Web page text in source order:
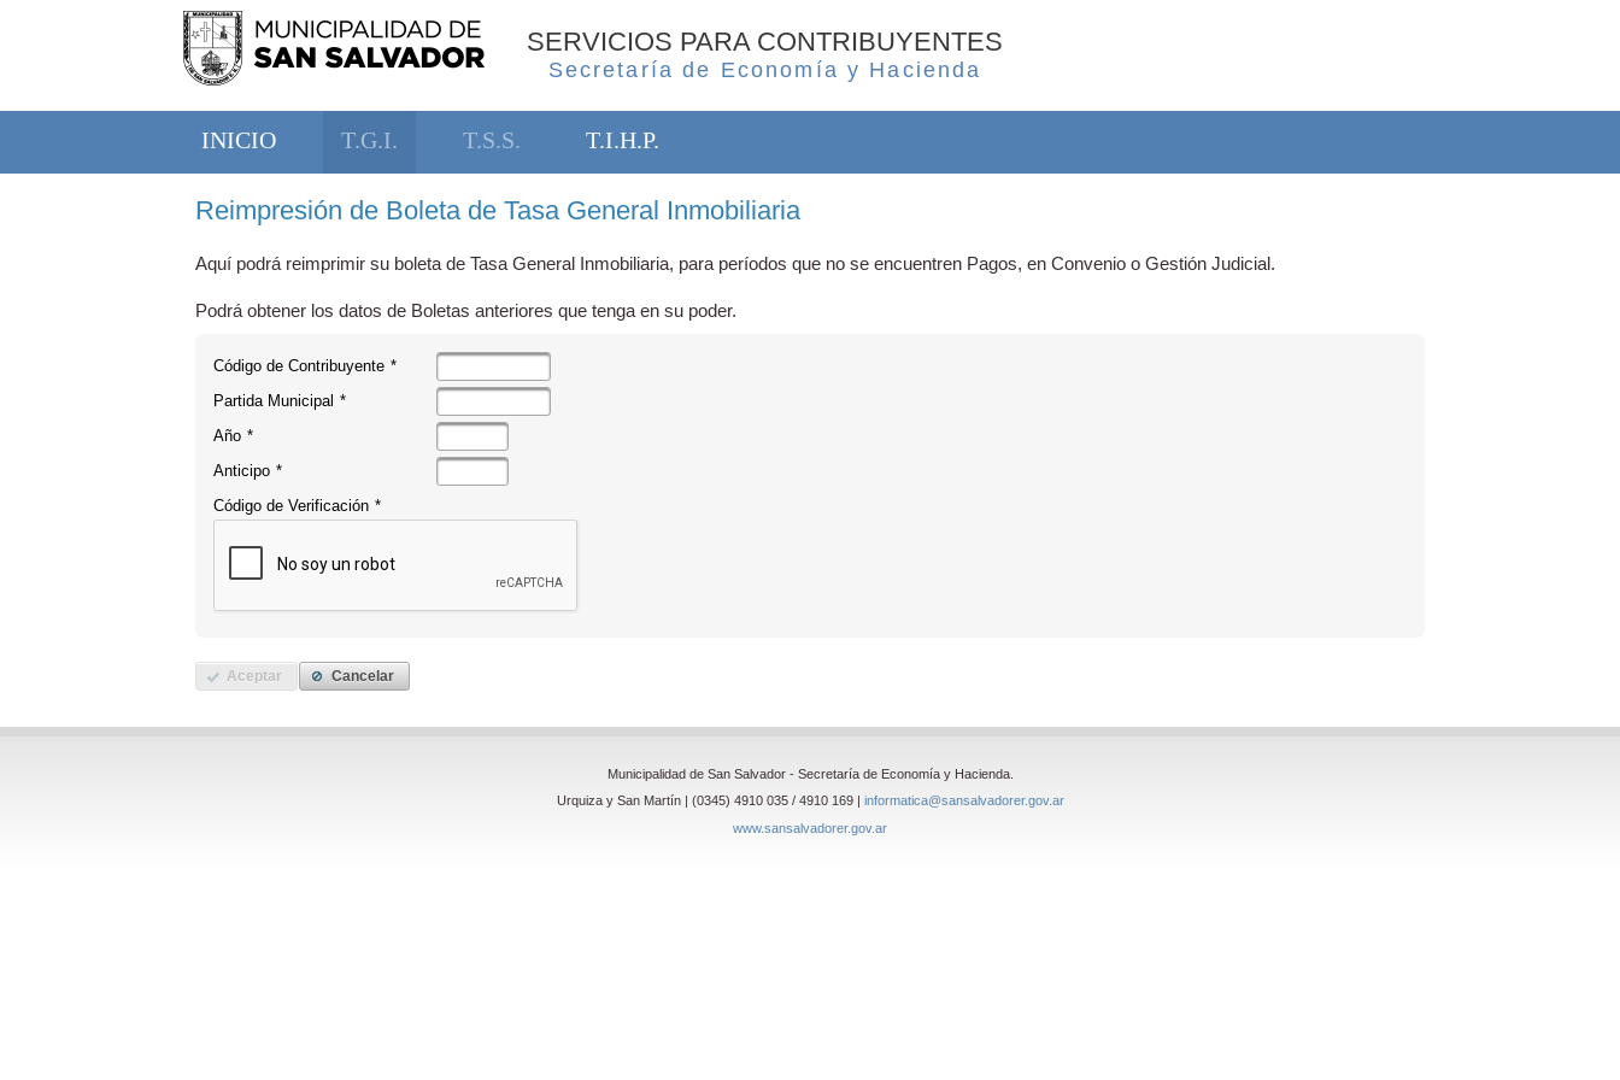
SERVICIOS PARA CONTRIBUYENTES
Secretaría de Economía y Hacienda
INICIO T.G.I. T.S.S. T.I.H.P.
Reimpresión de Boleta de Tasa General Inmobiliaria
Aquí podrá reimprimir su boleta de Tasa General Inmobiliaria, para períodos que no se encuentren Pagos, en Convenio o Gestión Judicial.
Podrá obtener los datos de Boletas anteriores que tenga en su poder.
Código de Contribuyente *
Partida Municipal *
Año *
Anticipo *
Código de Verificación *
Aceptar Cancelar
Municipalidad de San Salvador - Secretaría de Economía y Hacienda.
Urquiza y San Martín | (0345) 4910 035 / 4910 169 | informatica@sansalvadorer.gov.ar
www.sansalvadorer.gov.ar